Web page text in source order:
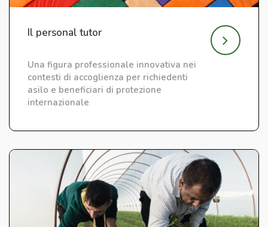
Il personal tutor
Una figura professionale innovativa nei
contesti di accoglienza per richiedenti
asilo e beneficiari di protezione
internazionale